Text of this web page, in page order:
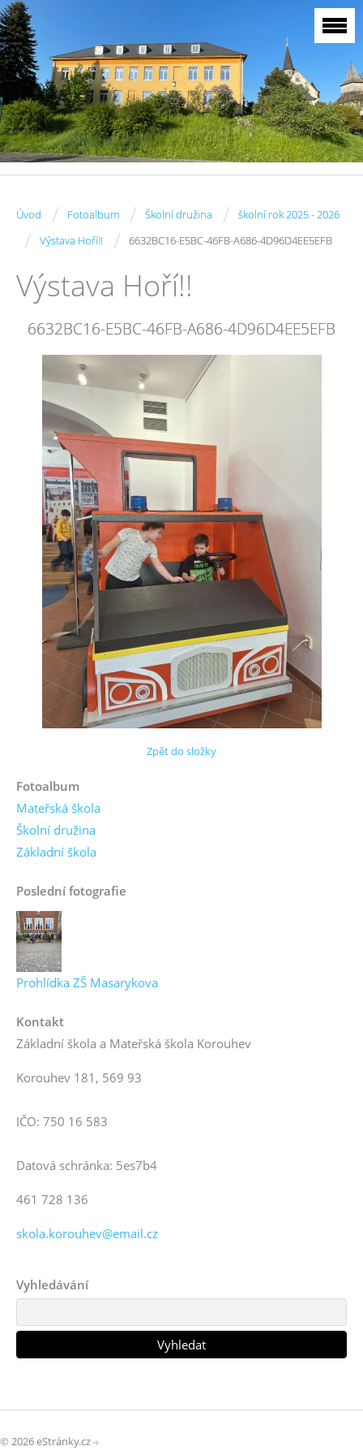
Úvod / Fotoalbum / Školní družina / školní rok 2025 - 2026
/ Výstava Hoří!! / 6632BC16-E5BC-46FB-A686-4D96D4EE5EFB
Výstava Hoří!!
6632BC16-E5BC-46FB-A686-4D96D4EE5EFB
Zpět do složky
Fotoalbum
Mateřská škola
Školní družina
Základní škola
Poslední fotografie
Prohlídka ZŠ Masarykova
Kontakt
Základní škola a Mateřská škola Korouhev
Korouhev 181, 569 93
IČO: 750 16 583
Datová schránka: 5es7b4
461 728 136
skola.korouhev@email.cz
Vyhledávání
© 2026 eStránky.cz